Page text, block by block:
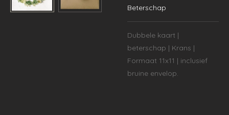
Beterschap
Dubbele kaart |
beterschap | Krans |
Formaat 11x11 | inclusief
bruine envelop.